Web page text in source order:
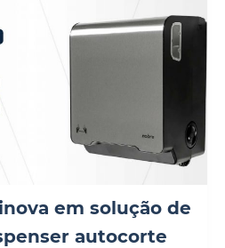
em solução de
autocorte